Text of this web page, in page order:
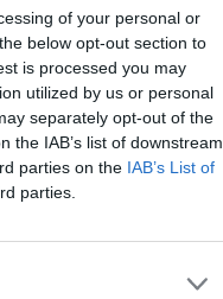
of your personal or
below opt-out section to
is processed you may
utilized by us or personal
separately opt-out of the
the IAB’s list of downstream
parties on the IAB’s List of
parties.